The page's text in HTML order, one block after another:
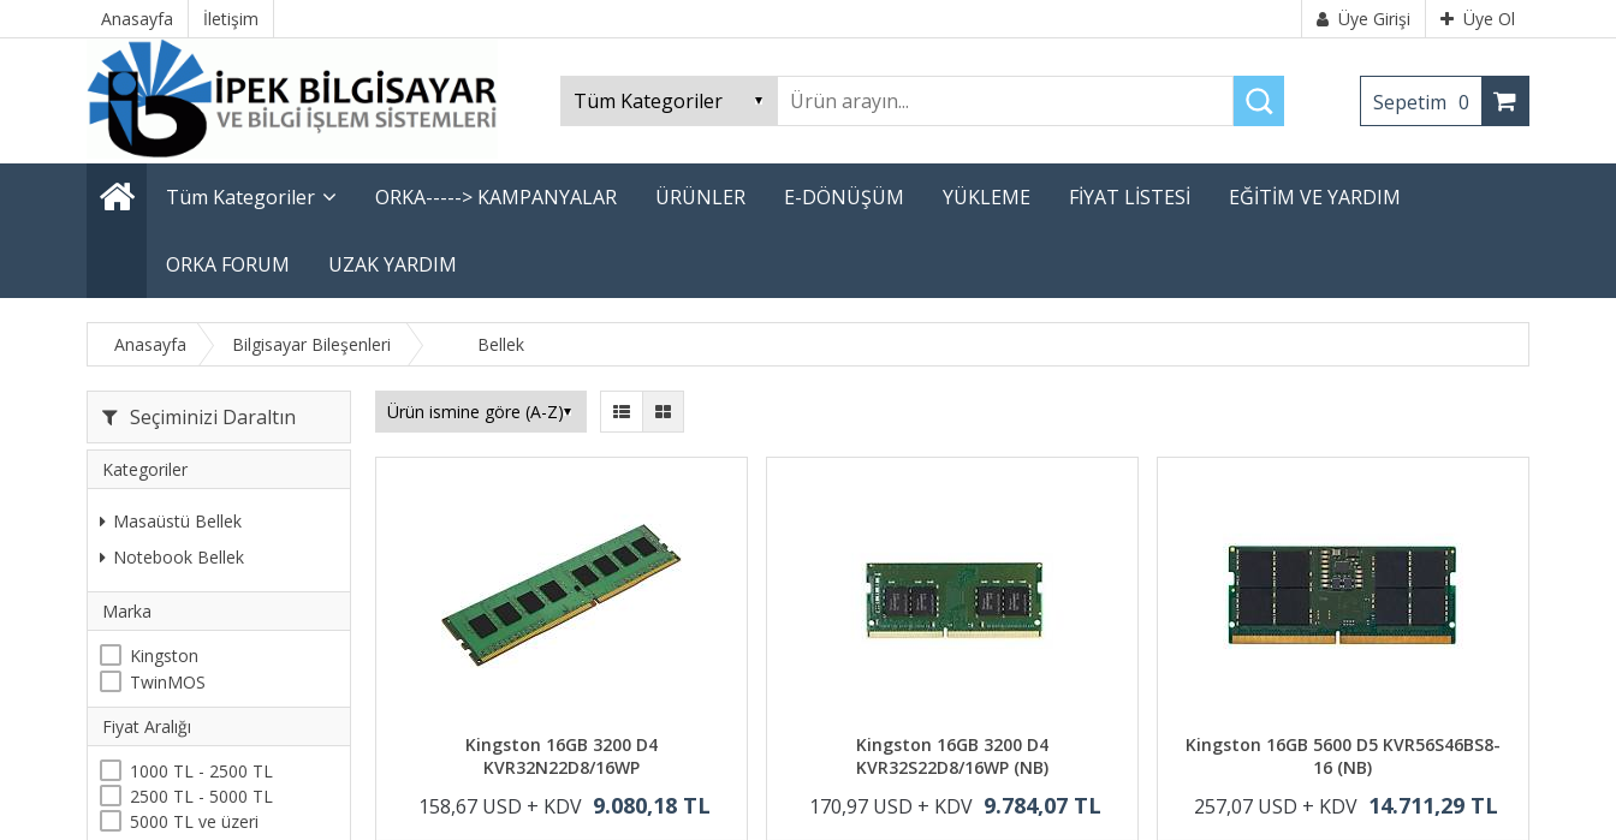
Anasayfa İletişim Üye Girişi Üye Ol
Sepetim 0
Tüm Kategoriler ORKA-----> KAMPANYALAR ÜRÜNLER E-DÖNÜŞÜM YÜKLEME FİYAT LİSTESİ EĞİTİM VE YARDIM
ORKA FORUM UZAK YARDIM
Anasayfa Bilgisayar Bileşenleri Bellek
Seçiminizi Daraltın
Kategoriler
Masaüstü Bellek
Notebook Bellek
Marka
Kingston
TwinMOS
Fiyat Aralığı
1000 TL - 2500 TL
2500 TL - 5000 TL
5000 TL ve üzeri
Kingston 16GB 3200 D4
KVR32N22D8/16WP
158,67 USD + KDV 9.080,18 TL
Kingston 16GB 3200 D4
KVR32S22D8/16WP (NB)
170,97 USD + KDV 9.784,07 TL
Kingston 16GB 5600 D5 KVR56S46BS8-
16 (NB)
257,07 USD + KDV 14.711,29 TL